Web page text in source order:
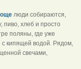
люди собираются,
хлеб и просто
поляны, где уже
с кипящей водой. Рядом,
свечами,